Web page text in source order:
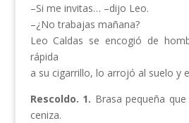
–Si me invitas… –dijo Leo.
–¿No trabajas mañana?
Leo Caldas se encogió de
rápida
a su cigarrillo, lo arrojó al suelo y
Rescoldo. 1. Brasa pequeña
ceniza.